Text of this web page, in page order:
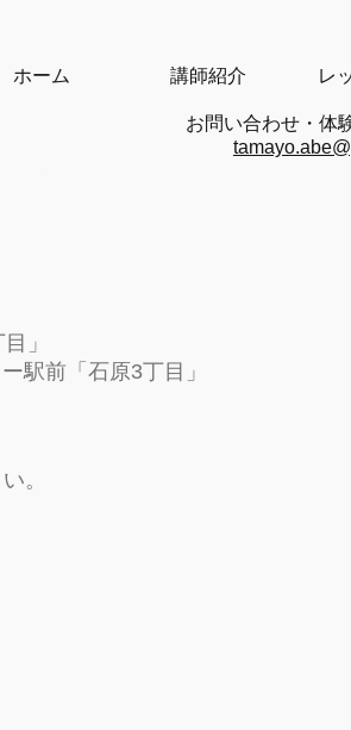
ホーム 講師紹介 レ
お問い合わせ・体
」
駅前「石原3丁目」
。